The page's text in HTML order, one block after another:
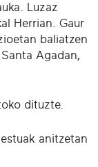
Luzaz
Herrian. Gaur
baliatzen
Agadan,
dituzte.
anitzetan